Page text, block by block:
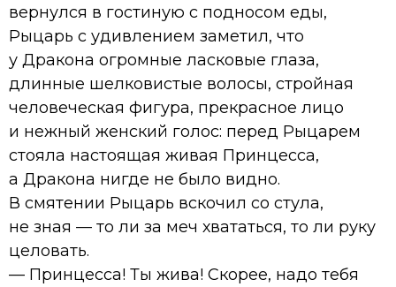
вернулся в гостиную с подносом еды,
Рыцарь с удивлением заметил, что
у Дракона огромные ласковые глаза,
длинные шелковистые волосы, стройная
человеческая фигура, прекрасное лицо
и нежный женский голос: перед Рыцарем
стояла настоящая живая Принцесса,
а Дракона нигде не было видно.
В смятении Рыцарь вскочил со стула,
не зная — то ли за меч хвататься, то ли руку
целовать.
— Принцесса! Ты жива! Скорее, надо тебя